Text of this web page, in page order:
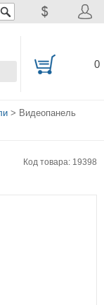
0
> Видеопанель
Код товара: 19398